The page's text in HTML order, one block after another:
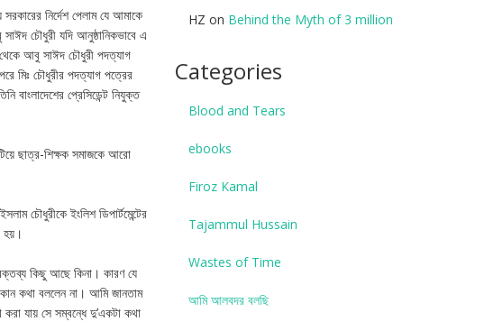
নির্দেশ পেলাম যে আমাকে
চৌধুরী যদি আনুষ্ঠানিকভাবে এ
আবু সাঈদ চৌধুরী পদত্যাগ
মিঃ চৌধুরীর পদত্যাগ পত্রের
প্রেসিডেন্ট নিযুক্ত
ছাত্র-শিক্ষক সমাজকে আরো
চৌধুরীকে ইংলিশ ডিপার্টমেন্টের
হয়।
কিছু আছে কিনা। কারণ যে
কথা বললেন না। আমি জানতাম
যায় সে সম্বন্ধে দু’একটা কথা
HZ on Behind the Myth of 3 million
Categories
Blood and Tears
ebooks
Firoz Kamal
Tajammul Hussain
Wastes of Time
আমি আলবদর বলছি